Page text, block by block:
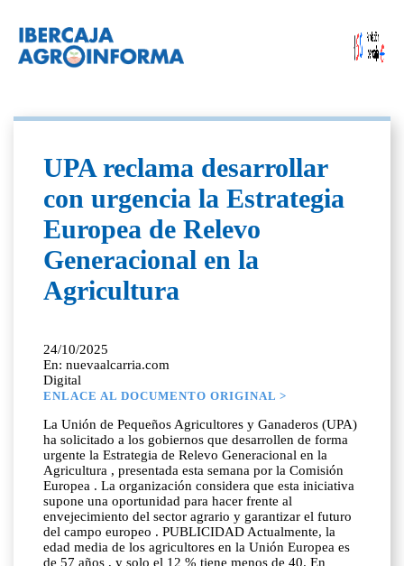
UPA reclama desarrollar
con urgencia la Estrategia
Europea de Relevo
Generacional en la
Agricultura
24/10/2025
En: nuevaalcarria.com
Digital
ENLACE AL DOCUMENTO ORIGINAL >
La Unión de Pequeños Agricultores y Ganaderos (UPA)
ha solicitado a los gobiernos que desarrollen de forma
urgente la Estrategia de Relevo Generacional en la
Agricultura , presentada esta semana por la Comisión
Europea . La organización considera que esta iniciativa
supone una oportunidad para hacer frente al
envejecimiento del sector agrario y garantizar el futuro
del campo europeo . PUBLICIDAD Actualmente, la
edad media de los agricultores en la Unión Europea es
de 57 años , y solo el 12 % tiene menos de 40. En